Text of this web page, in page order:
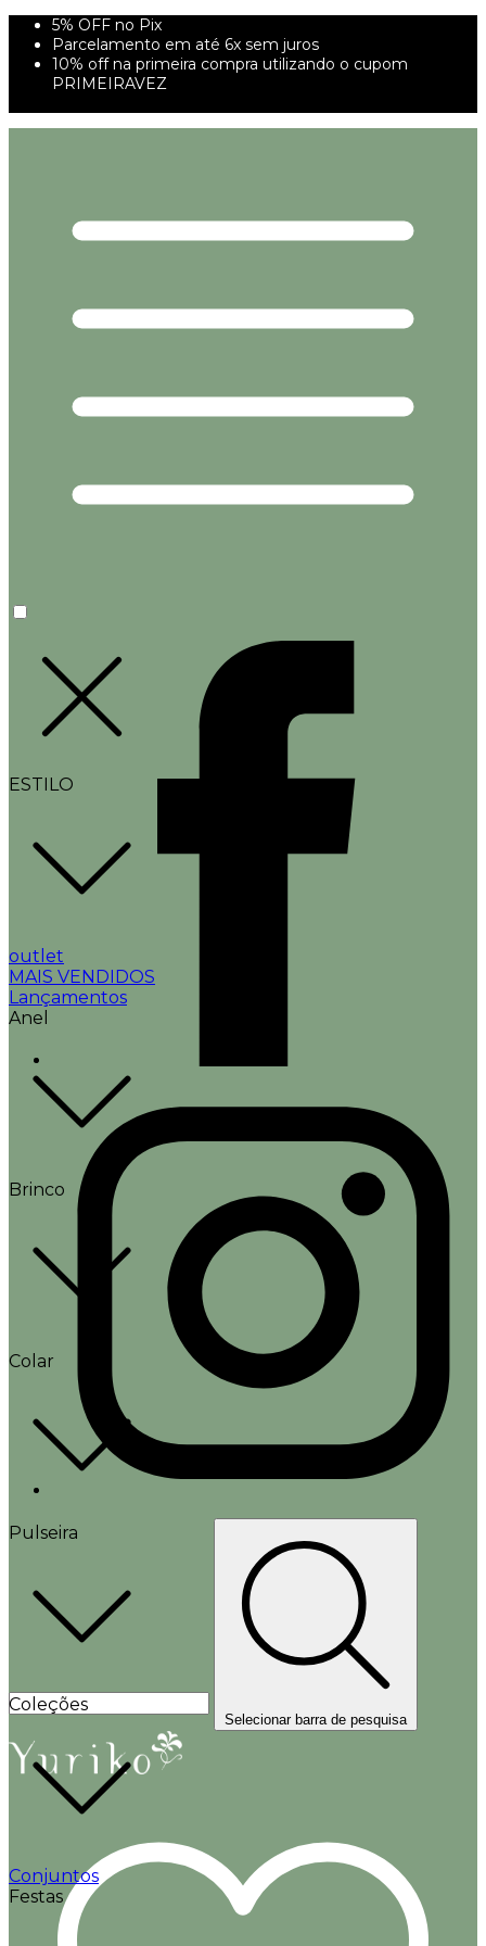
5% OFF no Pix
Parcelamento em até 6x sem juros
10% off na primeira compra utilizando o cupom
PRIMEIRAVEZ
ESTILO
outlet
MAIS VENDIDOS
Lançamentos
Anel
Brinco
Colar
Pulseira
Coleções
Conjuntos
Festas
Selecionar barra de pesquisa